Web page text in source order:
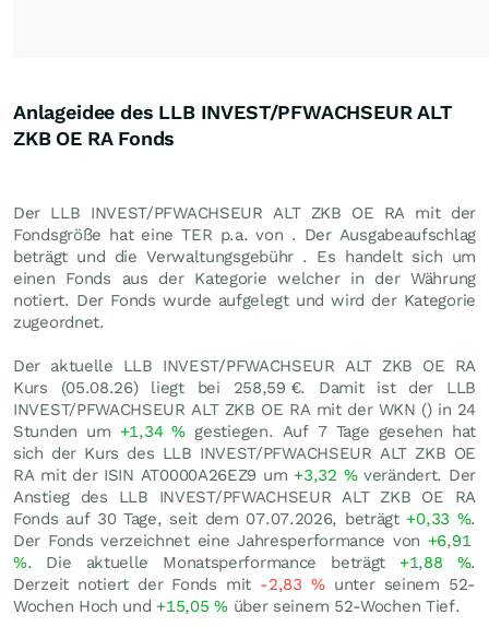
Anlageidee des LLB INVEST/PFWACHSEUR ALT
ZKB OE RA Fonds
Der LLB INVEST/PFWACHSEUR ALT ZKB OE RA mit der
Fondsgröße hat eine TER p.a. von . Der Ausgabeaufschlag
beträgt und die Verwaltungsgebühr . Es handelt sich um
einen Fonds aus der Kategorie welcher in der Währung
notiert. Der Fonds wurde aufgelegt und wird der Kategorie
zugeordnet.
Der aktuelle LLB INVEST/PFWACHSEUR ALT ZKB OE RA
Kurs (05.08.26) liegt bei 258,59 €. Damit ist der LLB
INVEST/PFWACHSEUR ALT ZKB OE RA mit der WKN () in 24
Stunden um +1,34% gestiegen. Auf 7 Tage gesehen hat
sich der Kurs des LLB INVEST/PFWACHSEUR ALT ZKB OE
RA mit der ISIN AT0000A26EZ9 um +3,32 %verändert. Der
Anstieg des LLB INVEST/PFWACHSEUR ALT ZKB OE RA
Fonds auf 30 Tage, seit dem 07.07.2026, beträgt +0,33 %.
Der Fonds verzeichnet eine Jahresperformance von +6,91
%. Die aktuelle Monatsperformance beträgt +1,88 %.
Derzeit notiert der Fonds mit -2,83 %unter seinem 52-
Wochen Hoch und +15,05%über seinem 52-Wochen Tief.